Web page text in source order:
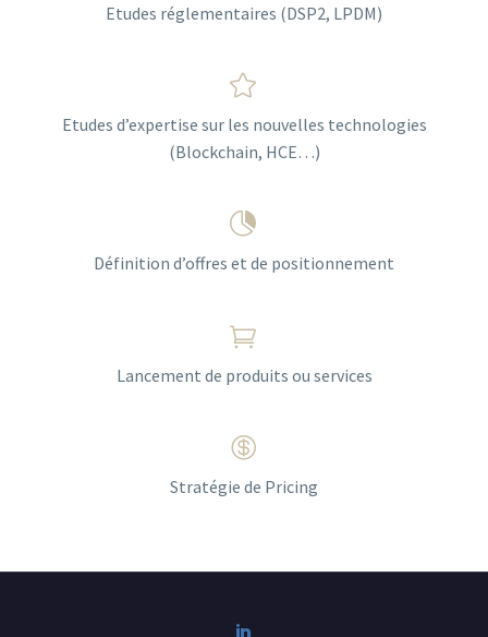
Etudes réglementaires (DSP2, LPDM)


Etudes d’expertise sur les nouvelles technologies
(Blockchain, HCE…)


Définition d’offres et de positionnement


Lancement de produits ou services


Stratégie de Pricing